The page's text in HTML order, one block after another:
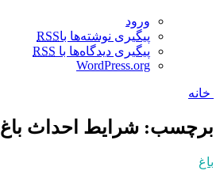
ورود
پیگیری نوشته‌ها باRSS
پیگیری دیدگاه‌ها با RSS
WordPress.org
خانه
برچسب: شرایط احداث باغ
باغ